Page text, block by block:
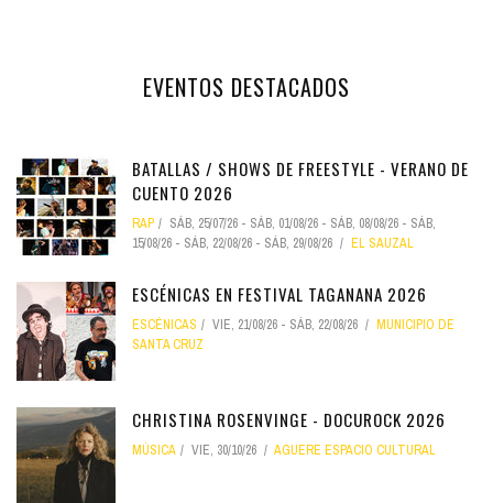
EVENTOS DESTACADOS
BATALLAS / SHOWS DE FREESTYLE - VERANO DE
CUENTO 2026
RAP SÁB, 25/07/26 - SÁB, 01/08/26 - SÁB, 08/08/26 - SÁB,
15/08/26 - SÁB, 22/08/26 - SÁB, 29/08/26 EL SAUZAL
ESCÉNICAS EN FESTIVAL TAGANANA 2026
ESCÉNICAS VIE, 21/08/26 - SÁB, 22/08/26
MUNICIPIO DE
SANTA CRUZ
CHRISTINA ROSENVINGE - DOCUROCK 2026
MÚSICA VIE, 30/10/26 AGUERE ESPACIO CULTURAL